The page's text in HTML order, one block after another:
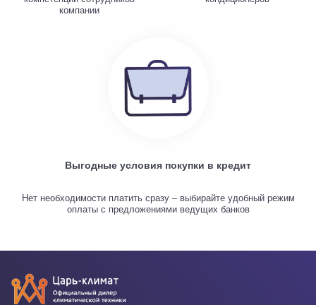
компании
Выгодные условия покупки в кредит
Нет необходимости платить сразу – выбирайте удобный режим
оплаты с предложениями ведущих банков